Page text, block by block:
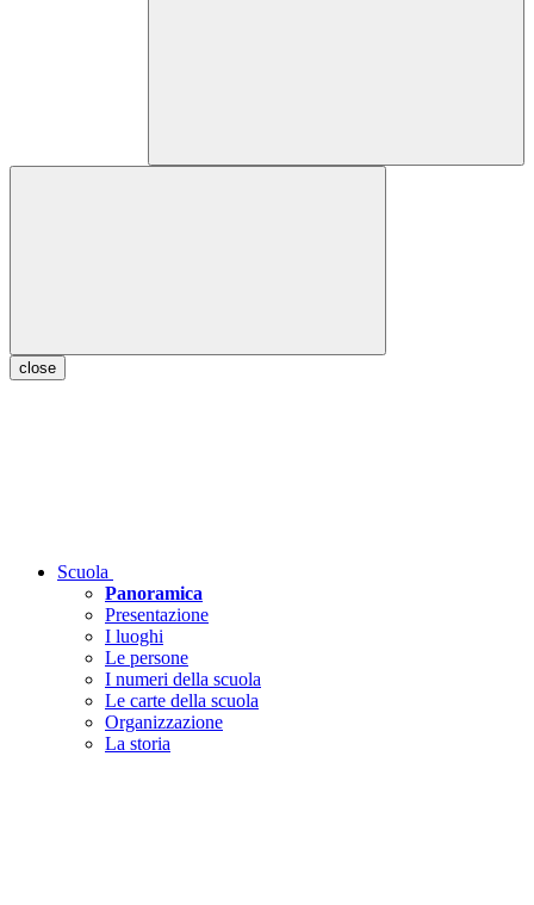
close
Scuola
Panoramica
Presentazione
I luoghi
Le persone
I numeri della scuola
Le carte della scuola
Organizzazione
La storia